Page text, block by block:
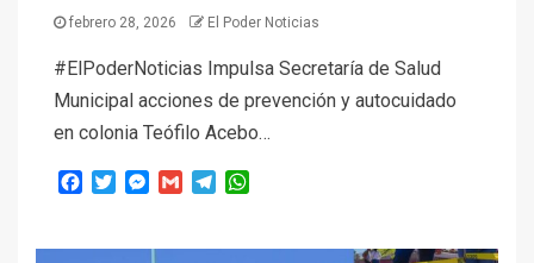
febrero 28, 2026 El Poder Noticias
#ElPoderNoticias Impulsa Secretaría de Salud
Municipal acciones de prevención y autocuidado
en colonia Teófilo Acebo…
Facebook
TwitterMessenger
Gmail Telegram